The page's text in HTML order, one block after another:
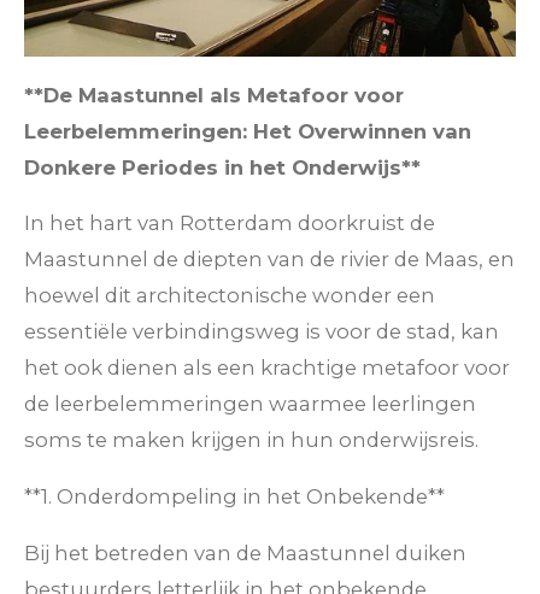
**De Maastunnel als Metafoor voor
Leerbelemmeringen: Het Overwinnen van
Donkere Periodes in het Onderwijs**
In het hart van Rotterdam doorkruist de
Maastunnel de diepten van de rivier de Maas, en
hoewel dit architectonische wonder een
essentiële verbindingsweg is voor de stad, kan
het ook dienen als een krachtige metafoor voor
de leerbelemmeringen waarmee leerlingen
soms te maken krijgen in hun onderwijsreis.
**1. Onderdompeling in het Onbekende**
Bij het betreden van de Maastunnel duiken
bestuurders letterlijk in het onbekende,